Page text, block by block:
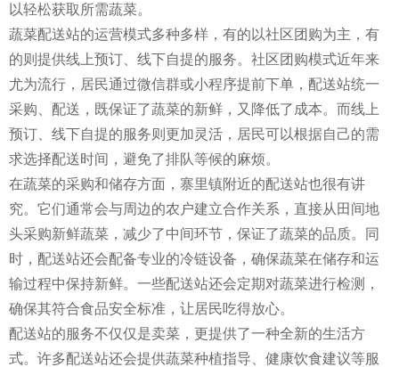
以轻松获取所需蔬菜。
蔬菜配送站的运营模式多种多样，有的以社区团购为主，有
的则提供线上预订、线下自提的服务。社区团购模式近年来
尤为流行，居民通过微信群或小程序提前下单，配送站统一
采购、配送，既保证了蔬菜的新鲜，又降低了成本。而线上
预订、线下自提的服务则更加灵活，居民可以根据自己的需
求选择配送时间，避免了排队等候的麻烦。
在蔬菜的采购和储存方面，寨里镇附近的配送站也很有讲
究。它们通常会与周边的农户建立合作关系，直接从田间地
头采购新鲜蔬菜，减少了中间环节，保证了蔬菜的品质。同
时，配送站还会配备专业的冷链设备，确保蔬菜在储存和运
输过程中保持新鲜。一些配送站还会定期对蔬菜进行检测，
确保其符合食品安全标准，让居民吃得放心。
配送站的服务不仅仅是卖菜，更提供了一种全新的生活方
式。许多配送站还会提供蔬菜种植指导、健康饮食建议等服